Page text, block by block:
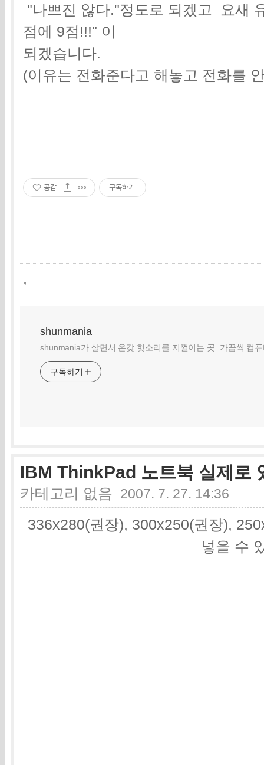
"나쁘진 않다."정도로 되겠고 요새
점에 9점!!!" 이
되겠습니다.
(이유는 전화준다고 해놓고 전화를
공감 구독하기
,
shunmania
shunmania가 살면서 온갖 헛소리를 지껄이는 곳. 가끔씩 컴
구독하기
IBM ThinkPad 노트북 실제로
카테고리 없음 2007. 7. 27. 14:36
336x280(권장), 300x250(권장),
넣을 수